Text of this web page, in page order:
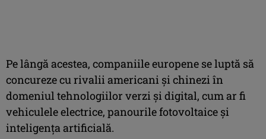
Pe lângă acestea, companiile europene se luptă să
concureze cu rivalii americani şi chinezi în
domeniul tehnologiilor verzi şi digital, cum ar fi
vehiculele electrice, panourile fotovoltaice şi
inteligenţa artificială.